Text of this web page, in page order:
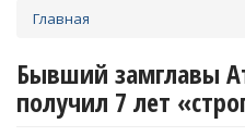
здесь
Главная
Бывший замглавы
получил 7 лет